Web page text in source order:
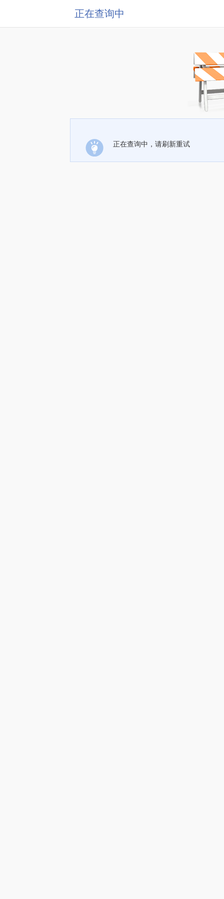
正在查询中
正在查询中，请刷新重试